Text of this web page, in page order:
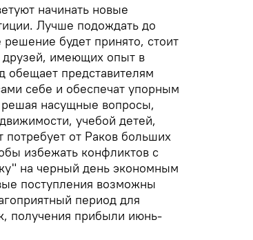
начинать новые
Лучше подождать до
будет принято, стоит
друзей, имеющих опыт в
представителям
себе и обеспечат упорным
решая насущные вопросы,
учебой детей,
от Раков больших
избежать конфликтов с
на черный день экономным
поступления возможны
период для
получения прибыли июнь-